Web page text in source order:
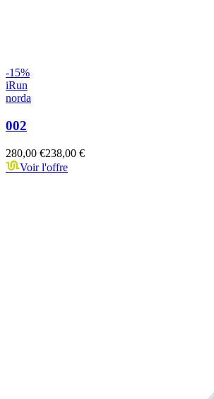
-15%
iRun
norda
002
280,00 €238,00 €
Voir l'offre